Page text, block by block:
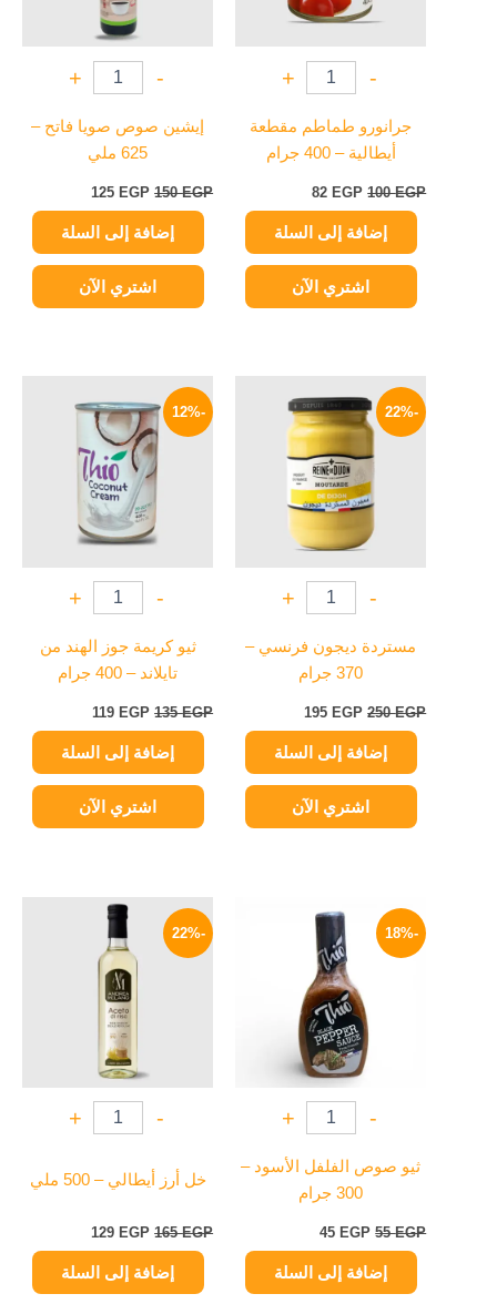
-
+
جرانورو طماطم مقطعة
أيطالية – 400 جرام
100EGP
82 EGP
إضافة إلى السلة
اشتري الآن
-
+
إيشين صوص صويا فاتح –
625 ملي
150EGP
125 EGP
إضافة إلى السلة
اشتري الآن
-22%
-
+
مستردة ديجون فرنسي –
370 جرام
250EGP
الأصلي
هو:
195 EGP
الحالي
هو:
195 EGP.
إضافة إلى السلة
اشتري الآن
-12%
-
+
ثيو كريمة جوز الهند من
تايلاند – 400 جرام
135EGP
الأصلي
هو:
135 EGP.
119 EGP
الحالي
إضافة إلى السلة
اشتري الآن
-18%
-
+
ثيو صوص الفلفل الأسود –
300 جرام
55EGP
الأصلي
45 EGP
الحالي
هو:
45 EGP.
إضافة إلى السلة
-22%
-
+
خل أرز أيطالي – 500 ملي
165EGP
السعر
الأصلي
165 EGP.
129 EGP
إضافة إلى السلة